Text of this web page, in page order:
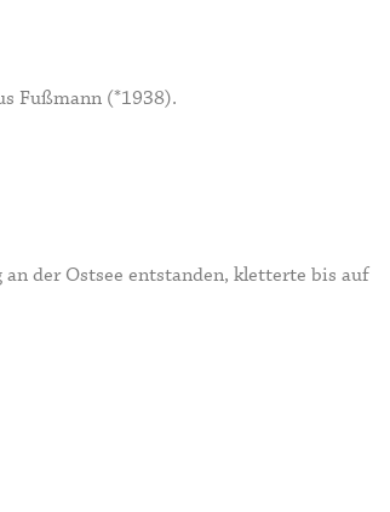
Fußmann (*1938).
der Ostsee entstanden, kletterte bis auf